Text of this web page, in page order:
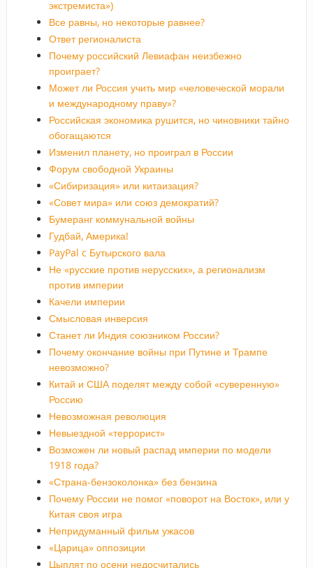
экстремиста»)
Все равны, но некоторые равнее?
Ответ регионалиста
Почему российский Левиафан неизбежно
проиграет?
Может ли Россия учить мир «человеческой морали
и международному праву»?
Российская экономика рушится, но чиновники тайно
обогащаются
Изменил планету, но проиграл в России
Форум свободной Украины
«Сибиризация» или китаизация?
«Совет мира» или союз демократий?
Бумеранг коммунальной войны
Гудбай, Америка!
PayPal c Бутырского вала
Не «русские против нерусских», а регионализм
против империи
Качели империи
Смысловая инверсия
Станет ли Индия союзником России?
Почему окончание войны при Путине и Трампе
невозможно?
Китай и США поделят между собой «суверенную»
Россию
Невозможная революция
Невыездной «террорист»
Возможен ли новый распад империи по модели
1918 года?
«Страна-бензоколонка» без бензина
Почему России не помог «поворот на Восток», или у
Китая своя игра
Непридуманный фильм ужасов
«Царица» оппозиции
Цыплят по осени недосчитались